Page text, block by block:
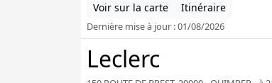
Voir sur la carte Itinéraire
Dernière mise à jour : 01/08/2026
Leclerc